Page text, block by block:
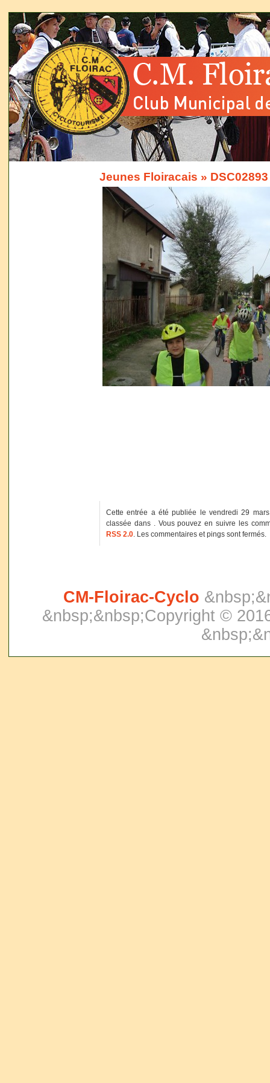
Jeunes Floiracais » DSC02893
Cette entrée a été publiée le vendredi 29
classée dans . Vous pouvez en suivre les
RSS 2.0. Les commentaires et pings sont fermés.
CM-Floirac-Cyclo
&nbsp;&nbsp;Copyright ©